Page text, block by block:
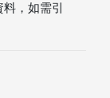
，如需引